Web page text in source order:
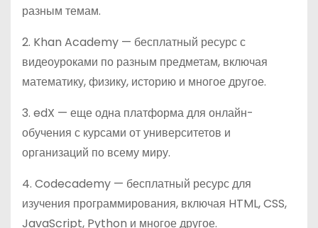
разным темам.
2. Khan Academy — бесплатный ресурс с
видеоуроками по разным предметам, включая
математику, физику, историю и многое другое.
3. edX — еще одна платформа для онлайн-
обучения с курсами от университетов и
организаций по всему миру.
4. Codecademy — бесплатный ресурс для
изучения программирования, включая HTML, CSS,
JavaScript, Python и многое другое.